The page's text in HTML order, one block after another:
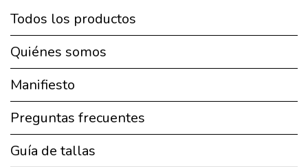
Todos los productos
Quiénes somos
Manifiesto
Preguntas frecuentes
Guía de tallas